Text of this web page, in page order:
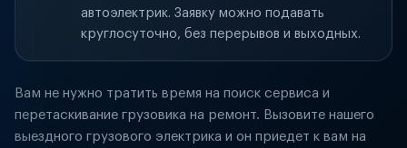
автоэлектрик. Заявку можно подавать
круглосуточно, без перерывов и выходных.
Вам не нужно тратить время на поиск сервиса и
перетаскивание грузовика на ремонт. Вызовите нашего
выездного грузового электрика и он приедет к вам на